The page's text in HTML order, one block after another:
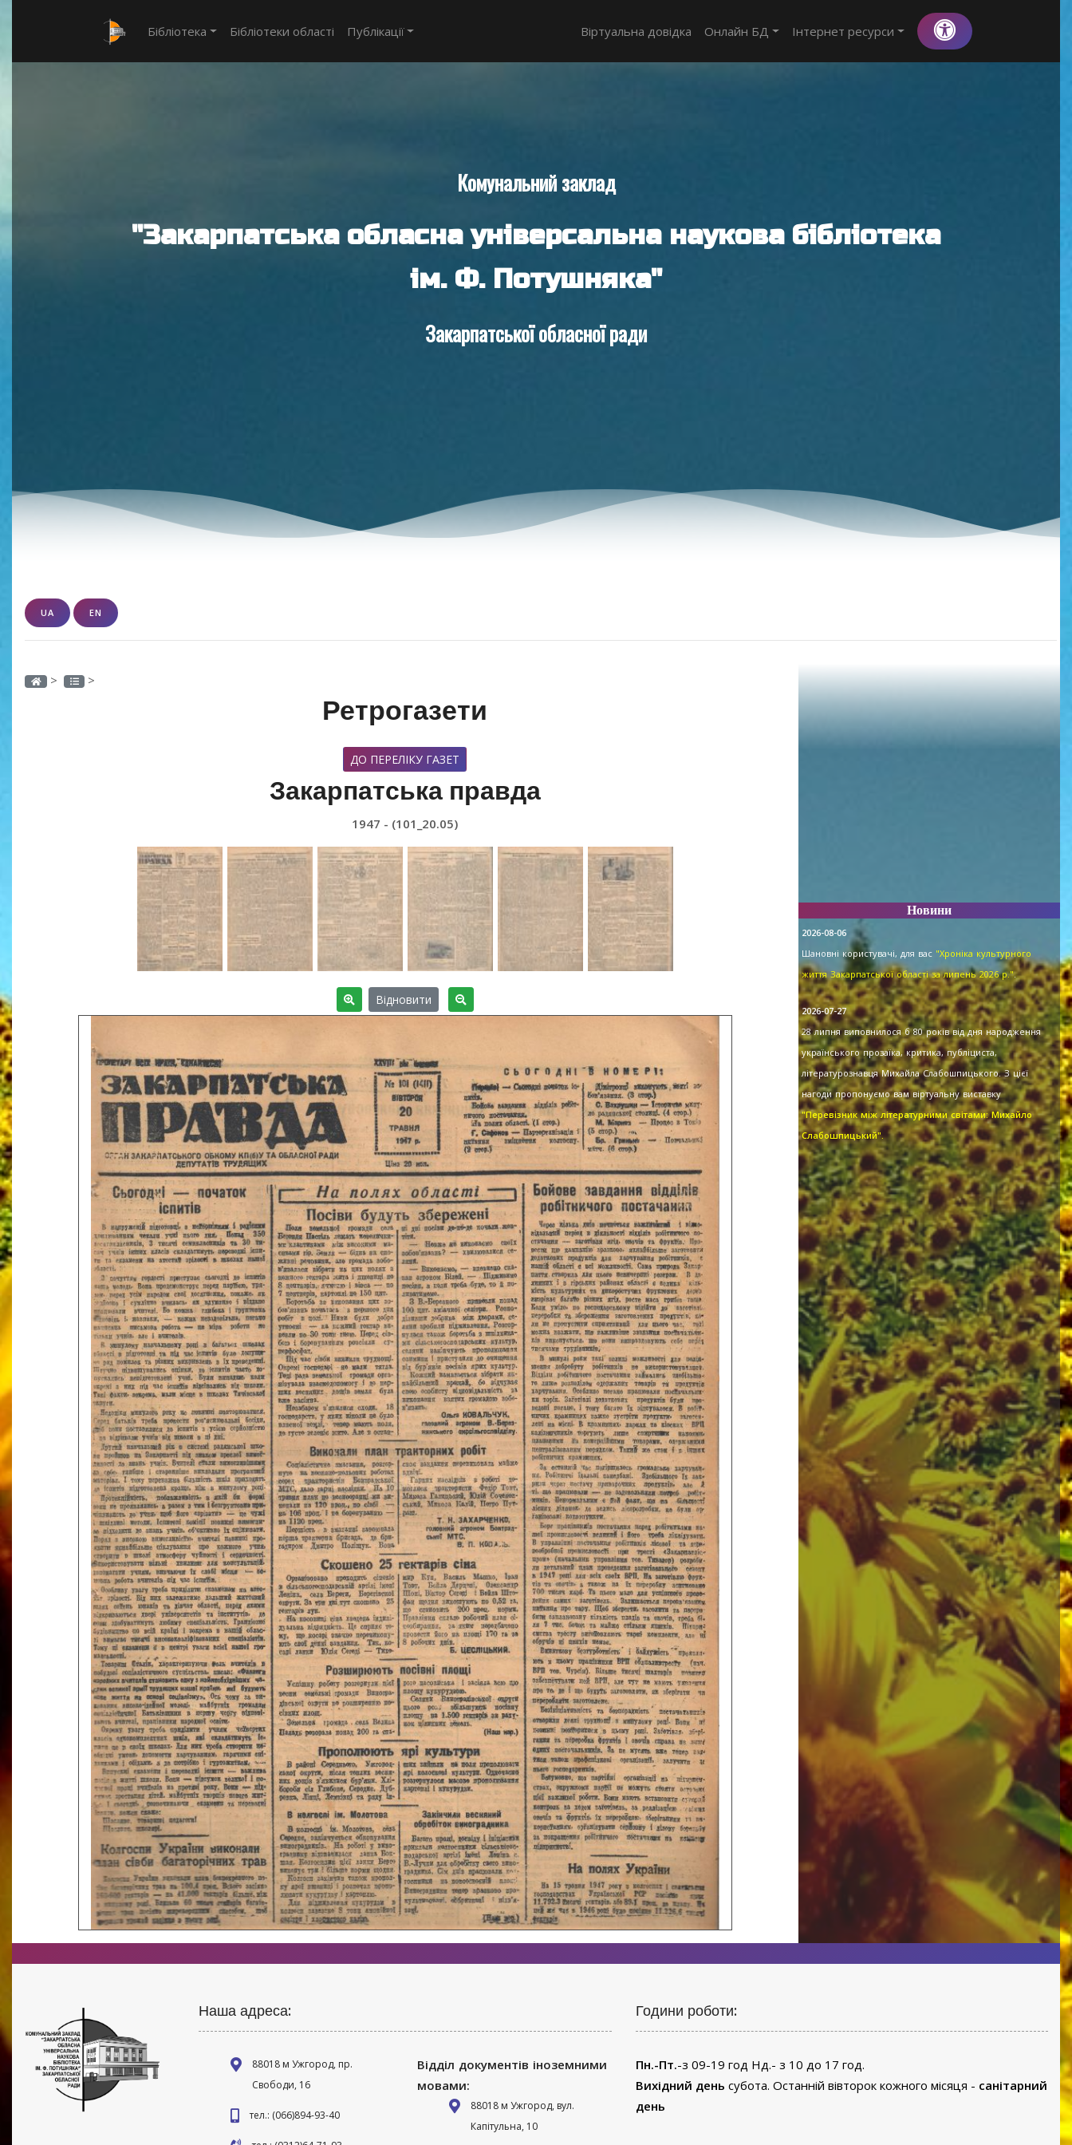
Бібліотека Бібліотеки області Публікації Віртуальна довідка Онлайн БД Інтернет ресурси
Комунальний заклад
"Закарпатська обласна універсальна наукова бібліотека
ім. Ф. Потушняка"
Закарпатської обласної ради
UA EN
> >
Ретрогазети
ДО ПЕРЕЛІКУ ГАЗЕТ
Закарпатська правда
1947 - (101_20.05)
Відновити
Новини
2026-08-06
Шановні користувачі, для вас "Хроніка культурного
життя Закарпатської області за липень 2026 р.".
2026-07-27
28 липня виповнилося б 80 років від дня народження
українського прозаїка, критика, публіциста,
літературознавця Михайла Слабошпицького. З цієї
нагоди пропонуємо вам віртуальну виставку
"Перевізник між літературними світами: Михайло
Слабошпицький".
Наша адреса:
88018 м Ужгород, пр.
Свободи, 16
тел.: (066)894-93-40
Відділ документів іноземними
мовами:
88018 м Ужгород, вул.
Капітульна, 10
Години роботи:
Пн.-Пт.-з 09-19 год Нд.- з 10 до 17 год.
Вихідний день субота. Останній вівторок кожного місяця - санітарний
день